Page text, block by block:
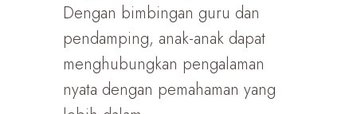
Dengan bimbingan guru dan
pendamping, anak-anak dapat
menghubungkan pengalaman
nyata dengan pemahaman yang